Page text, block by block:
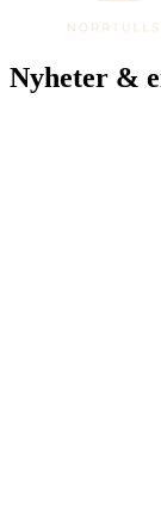
Nyheter &